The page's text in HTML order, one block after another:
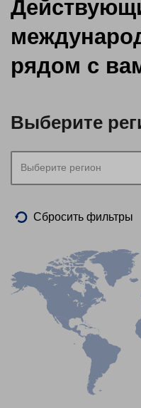
рядом с
Выберите
Выберите регион
Сбросить фильтры